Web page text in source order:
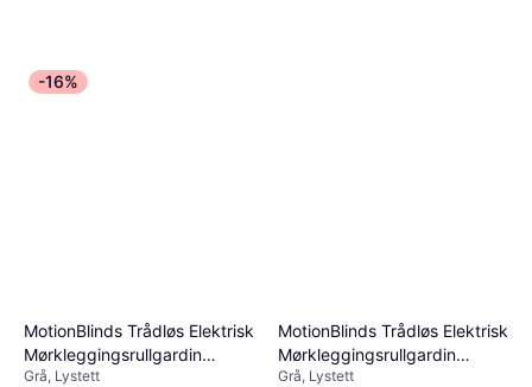
-16%
MotionBlinds Trådløs Elektrisk
Mørkleggingsrullgardin
100x190cm
Grå, Lystett
MotionBlinds Trådløs Elektrisk
Mørkleggingsrullgardin
90x190cm
Grå, Lystett